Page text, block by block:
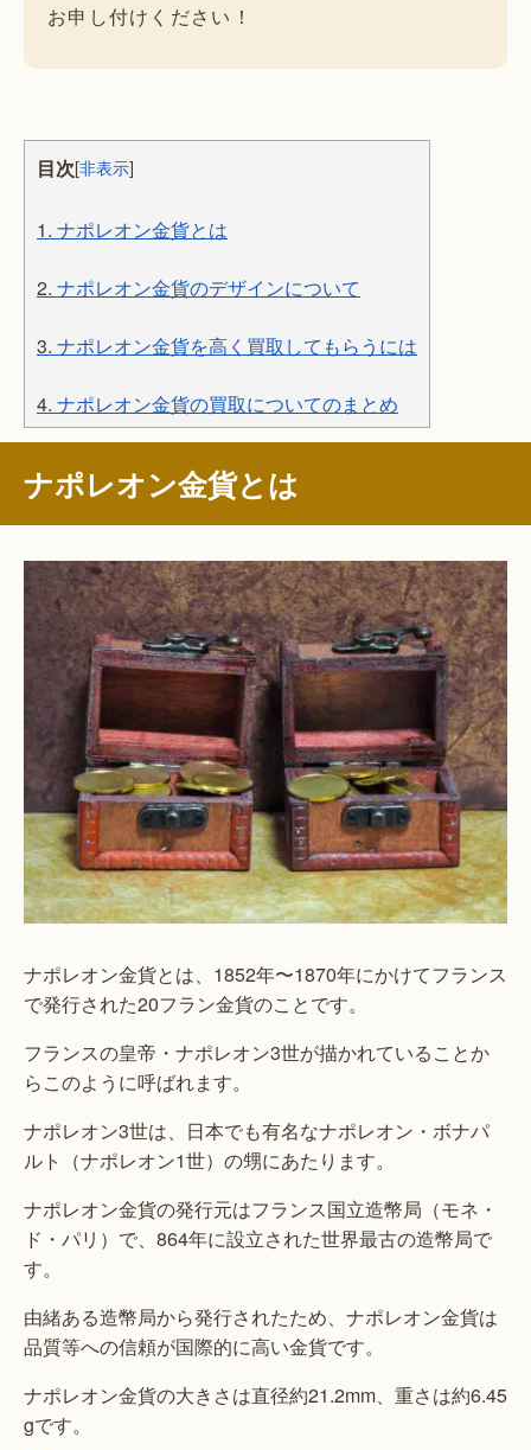
お申し付けください！
目次[非表示]
1. ナポレオン金貨とは
2. ナポレオン金貨のデザインについて
3. ナポレオン金貨を高く買取してもらうには
4. ナポレオン金貨の買取についてのまとめ
ナポレオン金貨とは
ナポレオン金貨とは、1852年〜1870年にかけてフランス
で発行された20フラン金貨のことです。
フランスの皇帝・ナポレオン3世が描かれていることか
らこのように呼ばれます。
ナポレオン3世は、日本でも有名なナポレオン・ボナパ
ルト（ナポレオン1世）の甥にあたります。
ナポレオン金貨の発行元はフランス国立造幣局（モネ・
ド・パリ）で、864年に設立された世界最古の造幣局で
す。
由緒ある造幣局から発行されたため、ナポレオン金貨は
品質等への信頼が国際的に高い金貨です。
ナポレオン金貨の大きさは直径約21.2mm、重さは約6.45
gです。